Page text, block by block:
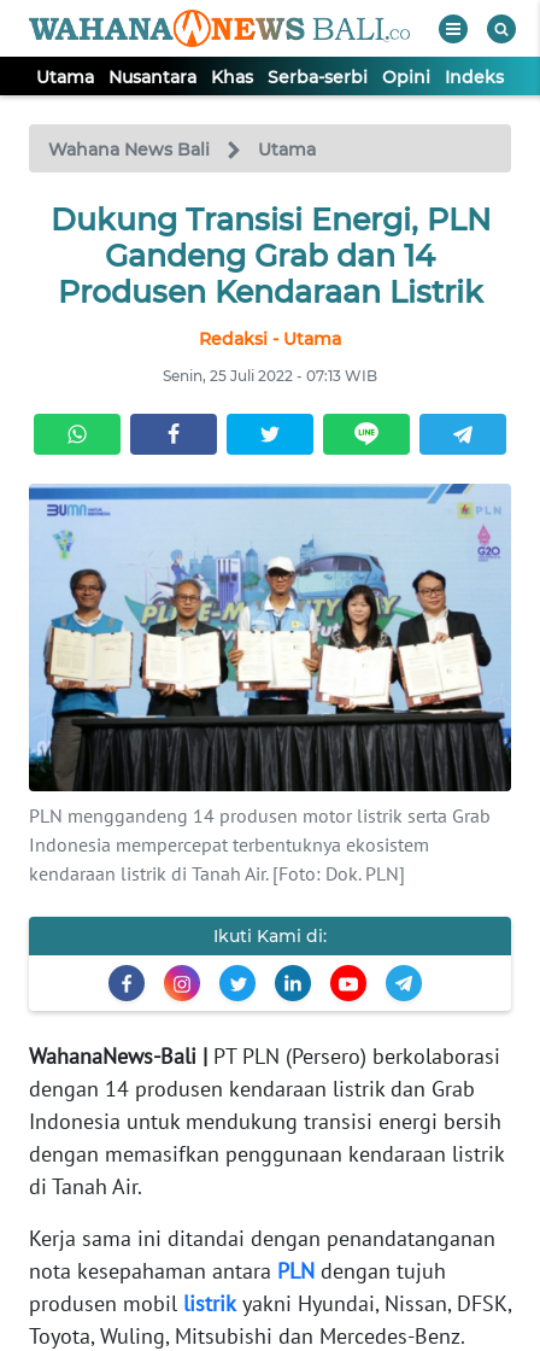
Utama Nusantara Khas Serba-serbi Opini Indeks
Wahana News Bali Utama
Dukung Transisi Energi, PLN
Gandeng Grab dan 14
Produsen Kendaraan Listrik
Redaksi - Utama
Senin, 25 Juli 2022 - 07:13 WIB
PLN menggandeng 14 produsen motor listrik serta Grab
Indonesia mempercepat terbentuknya ekosistem
kendaraan listrik di Tanah Air. [Foto: Dok. PLN]
Ikuti Kami di:
WahanaNews-Bali | PT PLN (Persero) berkolaborasi
dengan 14 produsen kendaraan listrik dan Grab
Indonesia untuk mendukung transisi energi bersih
dengan memasifkan penggunaan kendaraan listrik
di Tanah Air.
Kerja sama ini ditandai dengan penandatanganan
nota kesepahaman antara PLN dengan tujuh
produsen mobil listrikyakni Hyundai, Nissan, DFSK,
Toyota, Wuling, Mitsubishi dan Mercedes-Benz.
TV
Tutup
UTAMA
NUSANTARA
SERBA-
SERBI
OPINI
Informasi
INDEKS
BERITA
KONTAK
KAMI
INFO
IKLAN
KAMI
PEDOMAN
MEDIA
REDAKSI
KARIR
DISCLAIMER
News
Regional